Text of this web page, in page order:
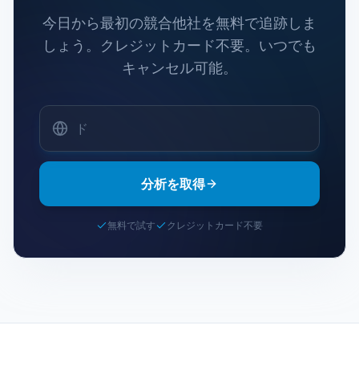
今日から最初の競合他社を無料で追跡しま
しょう。 クレジットカード不要。いつでも
キャンセル可能。
分析を取得
無料で試す クレジットカード不要